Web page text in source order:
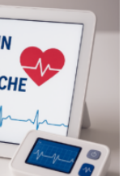
Dresden
an Patientinnen
bietet sie
um deren
MiHUBx ist